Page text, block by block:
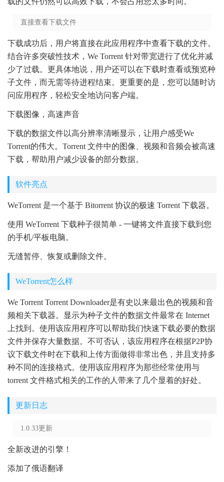
直接查看下载文件
下载成功后，用户将直接在此应用程序中查看下载的文件。
结合许多突破性技术，We Torrent 针对带宽进行了优化并减
少了过载。更具体地说，用户还可以在下载时查看或预览种
子文件，而无需等待进程结束。更重要的是，您可以随时访
问应用程序，轻松安全地访问客户端。
下载图像，高速声音
下载的数据文件以高分辨率清晰显示，让用户感受We
Torrent的伟大。Torrent 文件中的图像、视频和音频会被高速
下载，帮助用户减少设备的部分数据。
软件亮点
WeTorrent 是一个基于 Bitorrent 协议的极速 Torrent 下载器。
使用 WeTorrent 下载种子很简单 - 一键将文件直接下载到您
的手机/平板电脑。
无缝暂停、恢复或删除文件。
WeTorrent怎么样
We Torrent Torrent Downloader是有史以来最出色的视频和音
频相关下载器。显示为种子文件的数据文件最常在 Internet
上找到。使用该应用程序可以帮助我们快速下载必要的数据
文件并保存大量数据。不可否认，该应用程序在根据P2P协
议下载文件时在下载和上传方面做得非常出色，并且支持多
种不同的连接格式。使用该应用程序为那些经常使用与
torrent 文件格式相关的工作的人带来了几个显着的好处。
更新日志
1.0.33更新
全新改进的引擎！
添加了俄语翻译